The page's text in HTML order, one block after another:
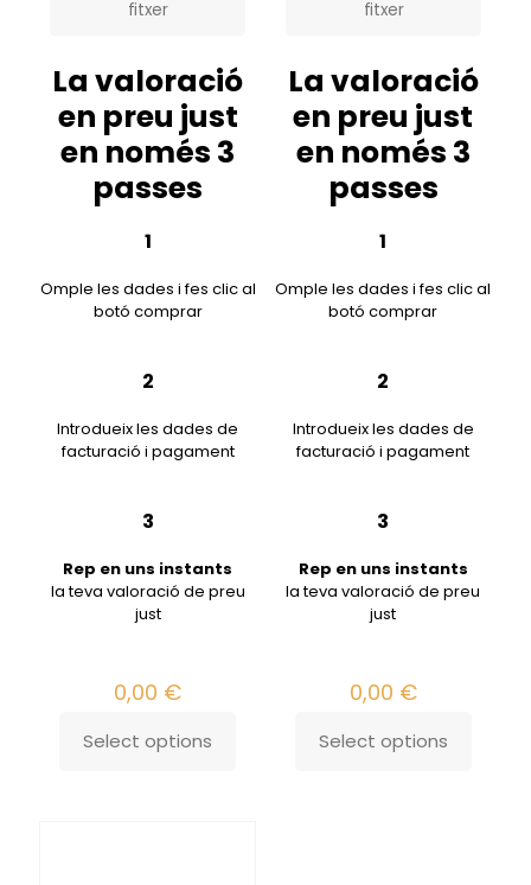
fitxer
La valoració
en preu just
en només 3
passes
1
Omple les dades i fes clic al
botó comprar
2
Introdueix les dades de
facturació i pagament
3
Rep en uns instants
la teva valoració de preu
just
0,00 €
Select options
fitxer
La valoració
en preu just
en només 3
passes
1
Omple les dades i fes clic al
botó comprar
2
Introdueix les dades de
facturació i pagament
3
Rep en uns instants
la teva valoració de preu
just
0,00 €
Select options